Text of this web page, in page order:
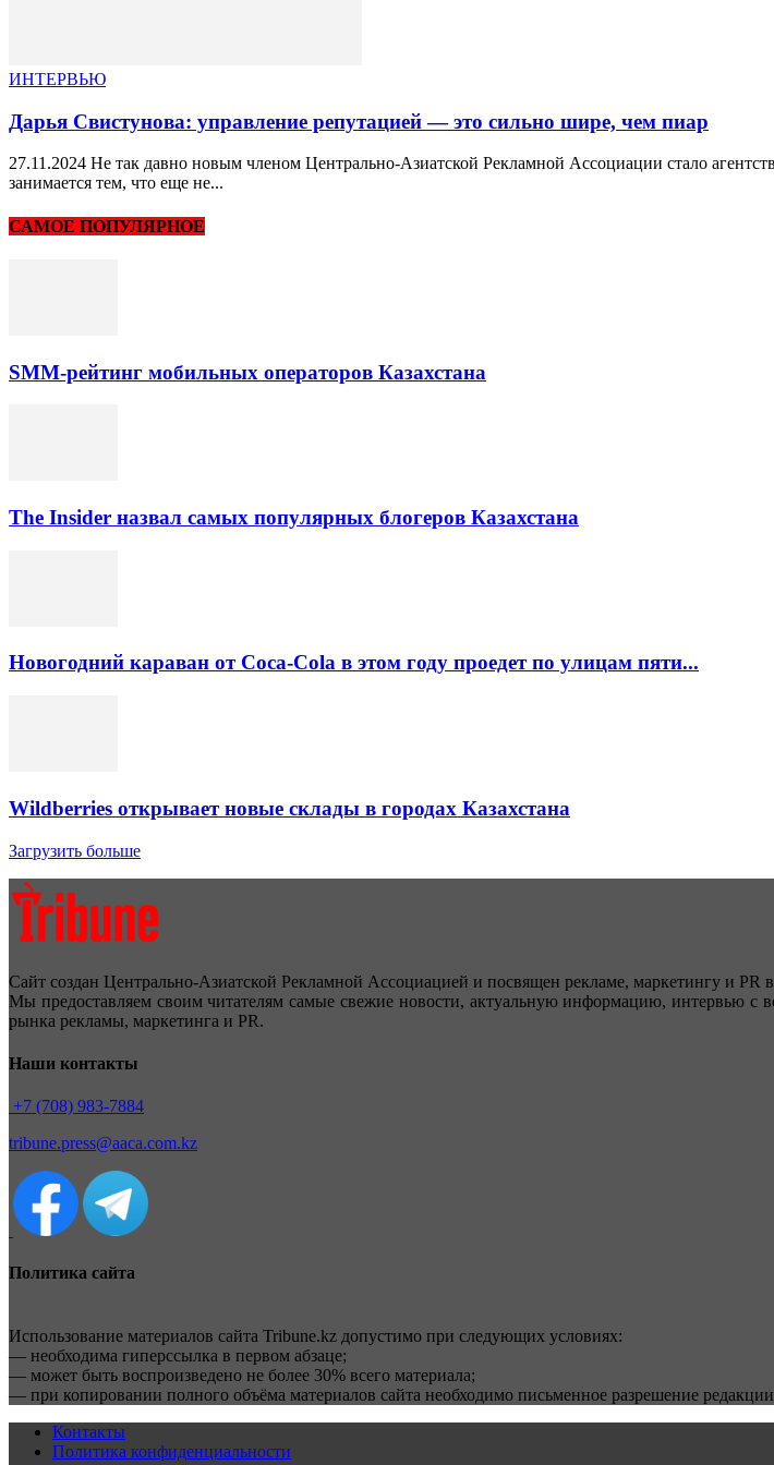
ИНТЕРВЬЮ
Дарья Свистунова: управление репутацией — это сильно шире, чем пиар
27.11.2024 Не так давно новым членом Центрально-Азиатской Рекламной Ассоциации стало
занимается тем, что еще не...
САМОЕ ПОПУЛЯРНОЕ
SMM-рейтинг мобильных операторов Казахстана
The Insider назвал самых популярных блогеров Казахстана
Новогодний караван от Coca-Cola в этом году проедет по улицам пяти...
Wildberries открывает новые склады в городах Казахстана
Загрузить больше
Сайт создан Центрально-Азиатской Рекламной Ассоциацией и посвящен рекламе, маркетингу и PR
Мы предоставляем своим читателям самые свежие новости, актуальную информацию, интервью с
рынка рекламы, маркетинга и PR.
Наши контакты
+7 (708) 983-7884
tribune.press@aaca.com.kz
Политика сайта
Использование материалов сайта Tribune.kz допустимо при следующих условиях:
— необходима гиперссылка в первом абзаце;
— может быть воспроизведено не более 30% всего материала;
— при копировании полного объёма материалов сайта необходимо письменное разрешение
Контакты
Политика конфиденциальности